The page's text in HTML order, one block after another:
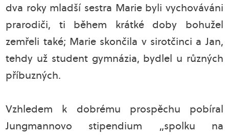
dva roky mladší sestra Marie byli vychováváni
prarodiči, ti během krátké doby bohužel
zemřeli také; Marie skončila v sirotčinci a Jan,
tehdy už student gymnázia, bydlel u různých
příbuzných.
Vzhledem k dobrému prospěchu pobíral
Jungmannovo stipendium „spolku na